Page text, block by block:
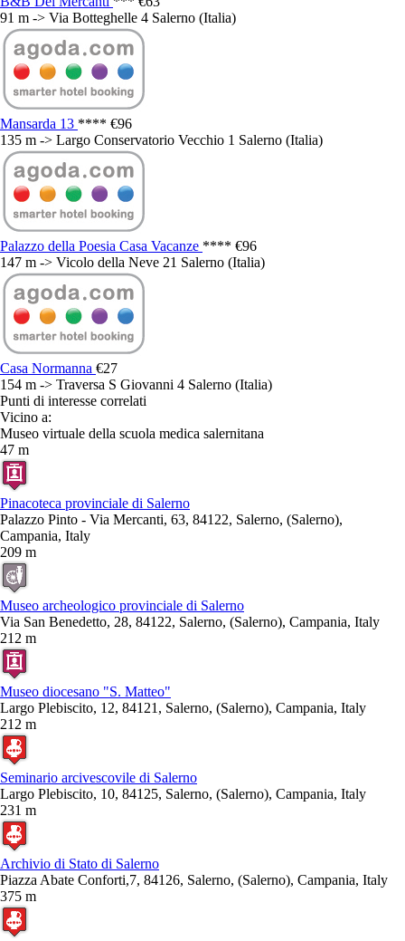
91 m -> Via Botteghelle 4 Salerno (Italia)
Mansarda 13 **** €96
135 m -> Largo Conservatorio Vecchio 1 Salerno (Italia)
Palazzo della Poesia Casa Vacanze **** €96
147 m -> Vicolo della Neve 21 Salerno (Italia)
Casa Normanna €27
154 m -> Traversa S Giovanni 4 Salerno (Italia)
Punti di interesse correlati
Vicino a:
Museo virtuale della scuola medica salernitana
47 m
Pinacoteca provinciale di Salerno
Palazzo Pinto - Via Mercanti, 63, 84122, Salerno, (Salerno),
Campania, Italy
209 m
Museo archeologico provinciale di Salerno
Via San Benedetto, 28, 84122, Salerno, (Salerno), Campania, Italy
212 m
Museo diocesano "S. Matteo"
Largo Plebiscito, 12, 84121, Salerno, (Salerno), Campania, Italy
212 m
Seminario arcivescovile di Salerno
Largo Plebiscito, 10, 84125, Salerno, (Salerno), Campania, Italy
231 m
Archivio di Stato di Salerno
Piazza Abate Conforti,7, 84126, Salerno, (Salerno), Campania, Italy
375 m